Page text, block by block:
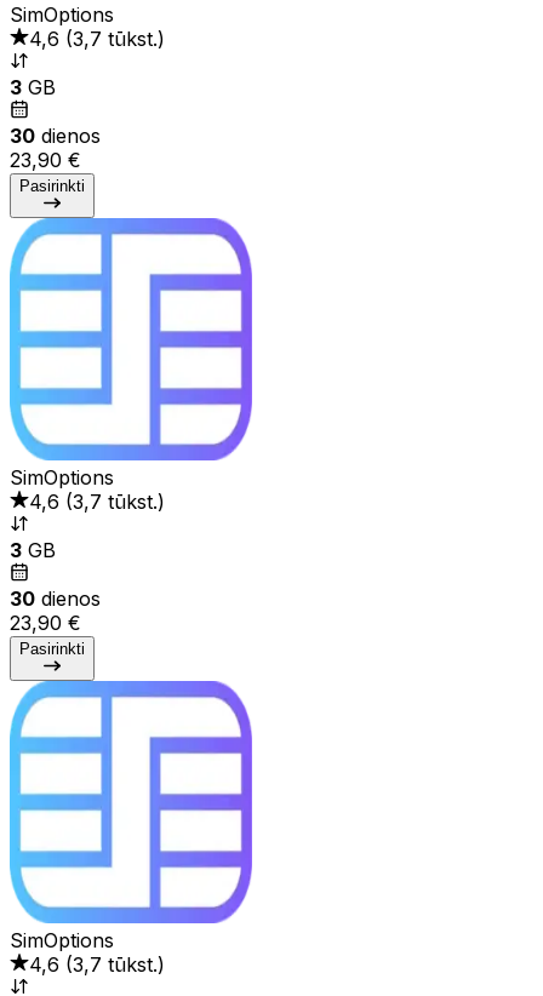
SimOptions
4,6 (3,7 tūkst.)
3 GB
30 dienos
23,90 €
Pasirinkti
SimOptions
4,6 (3,7 tūkst.)
3 GB
30 dienos
23,90 €
Pasirinkti
SimOptions
4,6 (3,7 tūkst.)